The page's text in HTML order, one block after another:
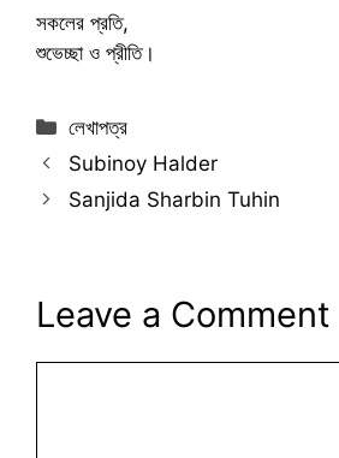
সকলের প্রতি,
শুভেচ্ছা ও প্রীতি।
Categories
লেখাপত্র
Subinoy Halder
Sanjida Sharbin Tuhin
Leave a Comment